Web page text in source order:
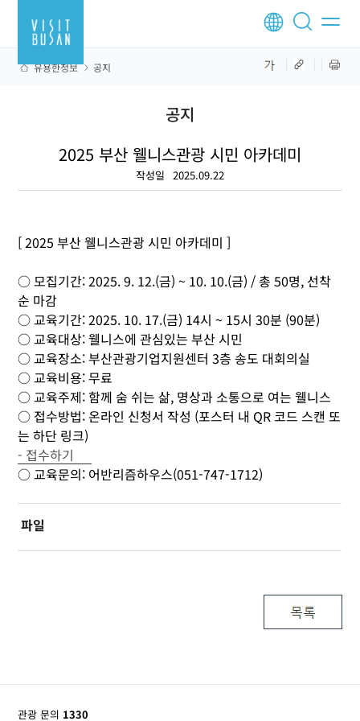
유용한정보 공지
공지
2025 부산 웰니스관광 시민 아카데미
작성일 2025.09.22
[ 2025 부산 웰니스관광 시민 아카데미 ]
○ 모집기간: 2025. 9. 12.(금) ~ 10. 10.(금) / 총 50명, 선착
순 마감
○ 교육기간: 2025. 10. 17.(금) 14시 ~ 15시 30분 (90분)
○ 교육대상: 웰니스에 관심있는 부산 시민
○ 교육장소: 부산관광기업지원센터 3층 송도 대회의실
○ 교육비용: 무료
○ 교육주제: 함께 숨 쉬는 삶, 명상과 소통으로 여는 웰니스
○ 접수방법: 온라인 신청서 작성 (포스터 내 QR 코드 스캔 또
는 하단 링크)
- 접수하기
○ 교육문의: 어반리즘하우스(051-747-1712)
파일
관광 문의 1330